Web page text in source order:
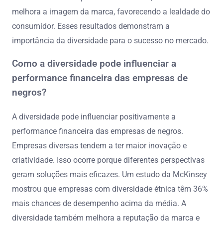
melhora a imagem da marca, favorecendo a lealdade do
consumidor. Esses resultados demonstram a
importância da diversidade para o sucesso no mercado.
Como a diversidade pode influenciar a
performance financeira das empresas de
negros?
A diversidade pode influenciar positivamente a
performance financeira das empresas de negros.
Empresas diversas tendem a ter maior inovação e
criatividade. Isso ocorre porque diferentes perspectivas
geram soluções mais eficazes. Um estudo da McKinsey
mostrou que empresas com diversidade étnica têm 36%
mais chances de desempenho acima da média. A
diversidade também melhora a reputação da marca e